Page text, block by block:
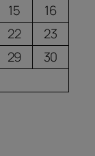
15
16
22
23
29
30